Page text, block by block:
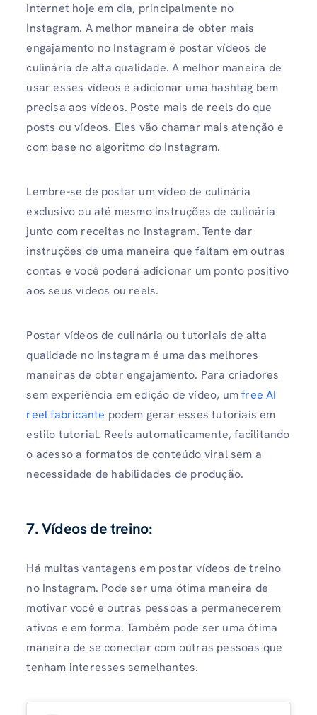
Internet hoje em dia, principalmente no
Instagram. A melhor maneira de obter mais
engajamento no Instagram é postar vídeos de
culinária de alta qualidade. A melhor maneira de
usar esses vídeos é adicionar uma hashtag bem
precisa aos vídeos. Poste mais de reels do que
posts ou vídeos. Eles vão chamar mais atenção e
com base no algoritmo do Instagram.
Lembre-se de postar um vídeo de culinária
exclusivo ou até mesmo instruções de culinária
junto com receitas no Instagram. Tente dar
instruções de uma maneira que faltam em outras
contas e você poderá adicionar um ponto positivo
aos seus vídeos ou reels.
Postar vídeos de culinária ou tutoriais de alta
qualidade no Instagram é uma das melhores
maneiras de obter engajamento. Para criadores
sem experiência em edição de vídeo, umfree AI
reel fabricante podem gerar esses tutoriais em
estilo tutorial. Reels automaticamente, facilitando
o acesso a formatos de conteúdo viral sem a
necessidade de habilidades de produção.
7. Vídeos de treino:
Há muitas vantagens em postar vídeos de treino
no Instagram. Pode ser uma ótima maneira de
motivar você e outras pessoas a permanecerem
ativos e em forma. Também pode ser uma ótima
maneira de se conectar com outras pessoas que
tenham interesses semelhantes.